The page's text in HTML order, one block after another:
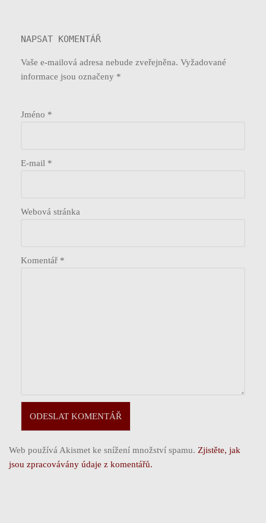
NAPSAT KOMENTÁŘ
Vaše e-mailová adresa nebude zveřejněna. Vyžadované
informace jsou označeny *
Jméno *
E-mail *
Webová stránka
Komentář *
Web používá Akismet ke snížení množství spamu. Zjistěte, jak
jsou zpracovávány údaje z komentářů.